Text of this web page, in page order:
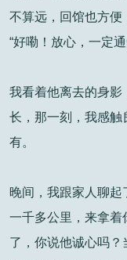
不算远，回馆也方便
“好嘞！放心，一定
我看着他离去的身影
长，那一刻，我感
有。
晚间，我跟家人聊起
一千多公里，来拿
了，你说他诚心吗